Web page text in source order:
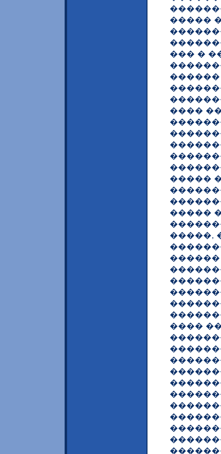
�����
��� �
����
�����
�����
�����,
����